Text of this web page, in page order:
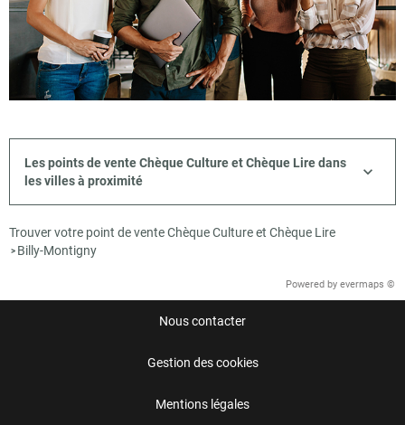
Les points de vente Chèque Culture et Chèque Lire dans
les villes à proximité
Trouver votre point de vente Chèque Culture et Chèque Lire
> Billy-Montigny
Powered by evermaps ©
Nous contacter
Gestion des cookies
Mentions légales